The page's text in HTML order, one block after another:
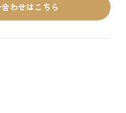
わせはこちら